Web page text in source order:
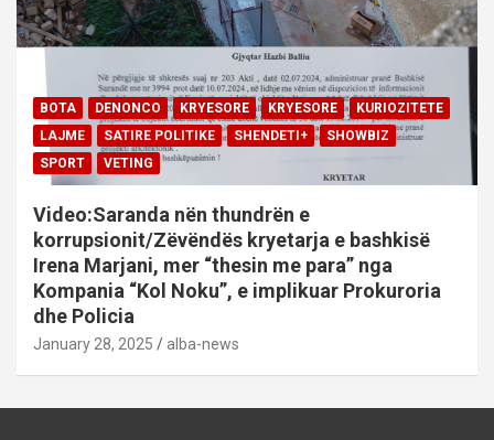
BOTA DENONCO KRYESORE KRYESORE
KURIOZITETE
LAJME
SATIRE POLITIKE SHENDETI+
SHOWBIZ
SPORT
VETING
Video:Saranda nën thundrën e
korrupsionit/Zëvëndës kryetarja e bashkisë
Irena Marjani, mer “thesin me para” nga
Kompania “Kol Noku”, e implikuar Prokuroria
dhe Policia
January 28, 2025 alba-news